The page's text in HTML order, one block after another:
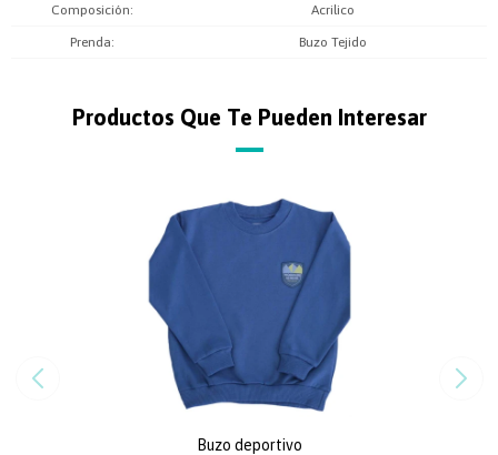
Composición Acrilico
Prenda Buzo Tejido
Productos Que Te Pueden Interesar
Buzo deportivo